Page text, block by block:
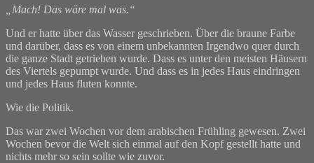
„Mach! Das wäre mal was.“
Und er hatte über das Wasser geschrieben. Über die braune Farbe
und darüber, dass es von einem unbekannten Irgendwo quer durch
die ganze Stadt getrieben wurde. Dass es unter den meisten Häusern
des Viertels gepumpt wurde. Und dass es in jedes Haus eindringen
und jedes Haus fluten konnte.
Wie die Politik.
Das war zwei Wochen vor dem arabischen Frühling gewesen. Zwei
Wochen bevor die Welt sich einmal auf den Kopf gestellt hatte und
nichts mehr so sein sollte wie zuvor.